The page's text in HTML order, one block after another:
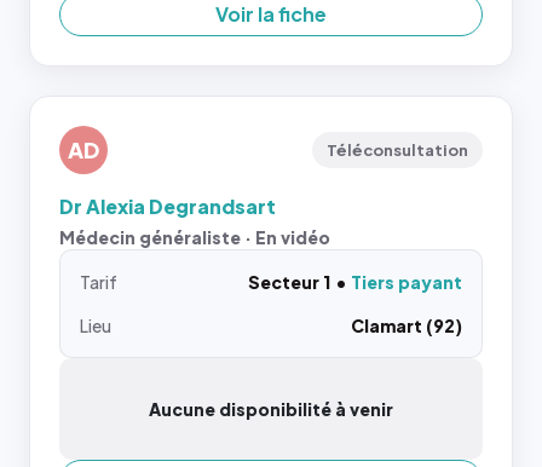
Voir la fiche
AD Téléconsultation
Dr Alexia Degrandsart
Médecin généraliste · En vidéo
Tarif Secteur 1
Tiers payant
Lieu
Clamart (92)
Aucune disponibilité à venir